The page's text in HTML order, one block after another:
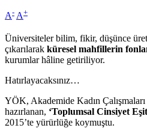
A- A+
Üniversiteler bilim, fikir, düşünce
çıkarılarak küresel mahfillerin
kurumlar hâline getiriliyor.
Hatırlayacaksınız…
YÖK, Akademide Kadın
hazırlanan, ‘Toplumsal Cinsiyet
2015’te yürürlüğe koymuştu.